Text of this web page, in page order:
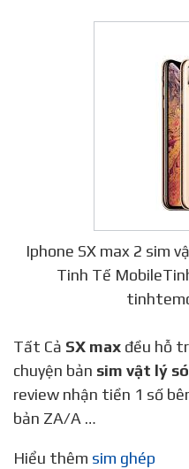
Iphone SX max 2 sim
Tinh Tế
Tất Cả SX max đều hỗ
chuyện bản sim vật lý
review nhận tiền 1 số
bản ZA/A …
Hiểu thêm sim ghép